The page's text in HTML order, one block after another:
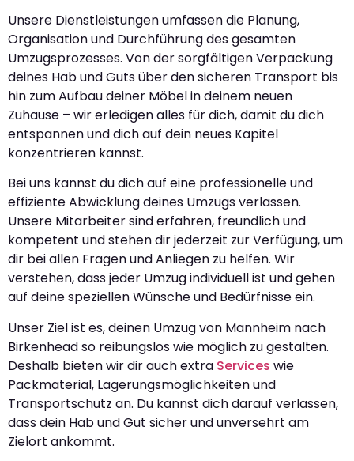
Unsere Dienstleistungen umfassen die Planung,
Organisation und Durchführung des gesamten
Umzugsprozesses. Von der sorgfältigen Verpackung
deines Hab und Guts über den sicheren Transport bis
hin zum Aufbau deiner Möbel in deinem neuen
Zuhause – wir erledigen alles für dich, damit du dich
entspannen und dich auf dein neues Kapitel
konzentrieren kannst.
Bei uns kannst du dich auf eine professionelle und
effiziente Abwicklung deines Umzugs verlassen.
Unsere Mitarbeiter sind erfahren, freundlich und
kompetent und stehen dir jederzeit zur Verfügung, um
dir bei allen Fragen und Anliegen zu helfen. Wir
verstehen, dass jeder Umzug individuell ist und gehen
auf deine speziellen Wünsche und Bedürfnisse ein.
Unser Ziel ist es, deinen Umzug von Mannheim nach
Birkenhead so reibungslos wie möglich zu gestalten.
Deshalb bieten wir dir auch extra Services wie
Packmaterial, Lagerungsmöglichkeiten und
Transportschutz an. Du kannst dich darauf verlassen,
dass dein Hab und Gut sicher und unversehrt am
Zielort ankommt.